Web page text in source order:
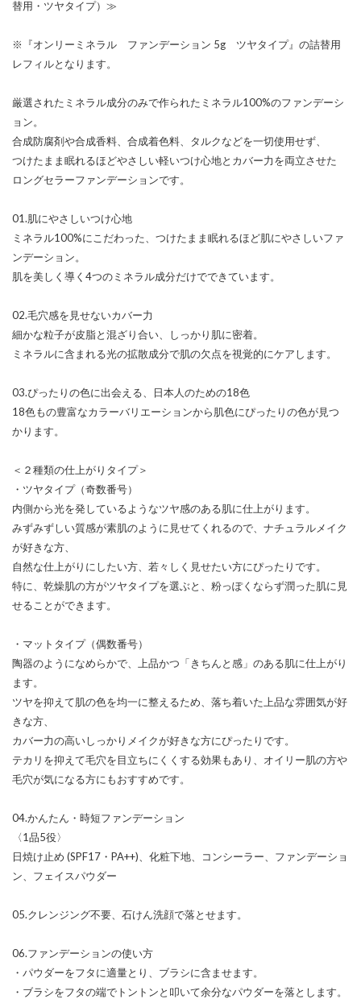
替用・ツヤタイプ）≫
※『オンリーミネラル ファンデーション 5g ツヤタイプ』の詰替用
レフィルとなります。
厳選されたミネラル成分のみで作られたミネラル100%のファンデーシ
ョン。
合成防腐剤や合成香料、合成着色料、タルクなどを一切使用せず、
つけたまま眠れるほどやさしい軽いつけ心地とカバー力を両立させた
ロングセラーファンデーションです。
01.肌にやさしいつけ心地
ミネラル100%にこだわった、つけたまま眠れるほど肌にやさしいファ
ンデーション。
肌を美しく導く4つのミネラル成分だけでできています。
02.毛穴感を見せないカバー力
細かな粒子が皮脂と混ざり合い、しっかり肌に密着。
ミネラルに含まれる光の拡散成分で肌の欠点を視覚的にケアします。
03.ぴったりの色に出会える、日本人のための18色
18色もの豊富なカラーバリエーションから肌色にぴったりの色が見つ
かります。
＜２種類の仕上がりタイプ＞
・ツヤタイプ（奇数番号）
内側から光を発しているようなツヤ感のある肌に仕上がります。
みずみずしい質感が素肌のように見せてくれるので、ナチュラルメイク
が好きな方、
自然な仕上がりにしたい方、若々しく見せたい方にぴったりです。
特に、乾燥肌の方がツヤタイプを選ぶと、粉っぽくならず潤った肌に見
せることができます。
・マットタイプ（偶数番号）
陶器のようになめらかで、上品かつ「きちんと感」のある肌に仕上がり
ます。
ツヤを抑えて肌の色を均一に整えるため、落ち着いた上品な雰囲気が好
きな方、
カバー力の高いしっかりメイクが好きな方にぴったりです。
テカリを抑えて毛穴を目立ちにくくする効果もあり、オイリー肌の方や
毛穴が気になる方にもおすすめです。
04.かんたん・時短ファンデーション
〈1品5役〉
日焼け止め (SPF17・PA++)、化粧下地、コンシーラー、ファンデーショ
ン、フェイスパウダー
05.クレンジング不要、石けん洗顔で落とせます。
06.ファンデーションの使い方
・パウダーをフタに適量とり、ブラシに含ませます。
・ブラシをフタの端でトントンと叩いて余分なパウダーを落とします。